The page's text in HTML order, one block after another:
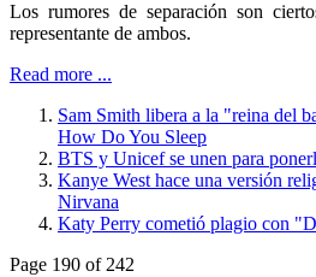
Los rumores de separación son
representante de ambos.
Read more ...
Sam Smith libera a la "reina del
How Do You Sleep
BTS y Unicef se unen para
Kanye West hace una versión
Nirvana
Katy Perry cometió plagio con
Page 190 of 242